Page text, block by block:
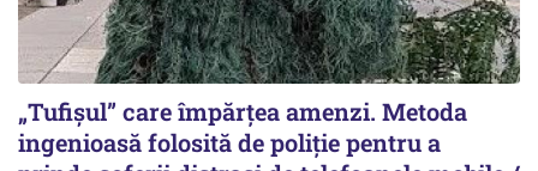
„Tufișul” care împărțea amenzi. Metoda
ingenioasă folosită de poliție pentru a